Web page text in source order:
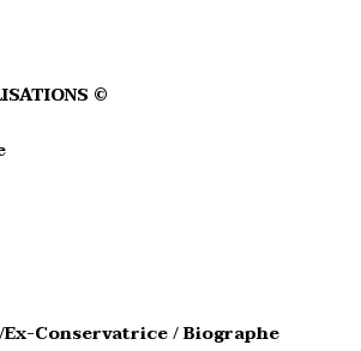
©
Ex-Conservatrice / Biographe